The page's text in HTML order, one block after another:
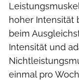
hoher Intensität
beim
Intensität und
einmal pro